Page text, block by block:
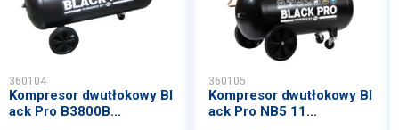
360104
Kompresor dwutłokowy Bl
ack Pro B3800B...
360105
Kompresor dwutłokowy Bl
ack Pro NB5 11...